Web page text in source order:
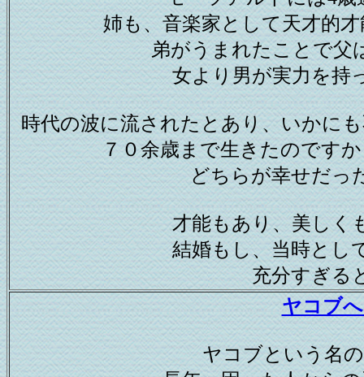
姉も、音楽家として天才的
弟がうまれたことで父
女より男が実力を持
時代の波に流されたとあり、いかに
７０余歳まで生きたのです
どちらが幸せだっ
才能もあり、美しく
結婚もし、当時とし
充分すぎる
ヤコブ
ヤコブという名